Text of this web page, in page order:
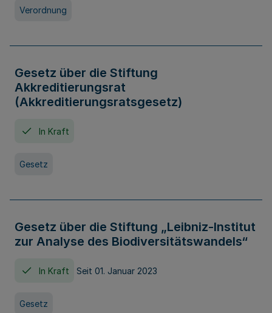
Verordnung
Gesetz über die Stiftung
Akkreditierungsrat
(Akkreditierungsratsgesetz)
In Kraft
Gesetz
Gesetz über die Stiftung „Leibniz-Institut
zur Analyse des Biodiversitätswandels“
In Kraft Seit 01. Januar 2023
Gesetz